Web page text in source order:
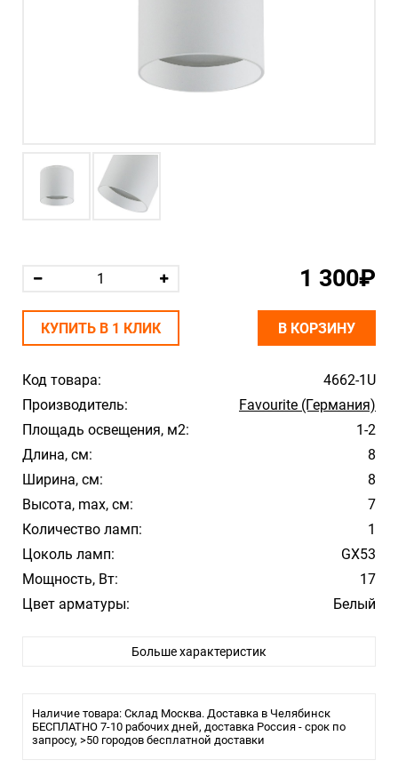
Код товара:
4662-1U
Производитель:
Favourite (Германия)
Площадь освещения, м2:
1-2
Длина, см:
8
Ширина, см:
8
Высота, max, см:
7
Количество ламп:
1
Цоколь ламп:
GX53
Мощность, Вт:
17
Цвет арматуры:
Белый
Больше характеристик
Наличие товара: Склад Москва. Доставка в Челябинск
БЕСПЛАТНО 7-10 рабочих дней, доставка Россия - срок по
запросу, >50 городов бесплатной доставки
1 300₽
КУПИТЬ В 1 КЛИК В КОРЗИНУ